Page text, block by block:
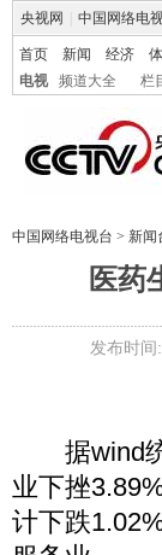
央视网 中国网络电
首页 新闻 经济
电视
频道大全 栏
中国网络电视台 > 新闻
医药
发布时
据wind统
业下挫
计下跌